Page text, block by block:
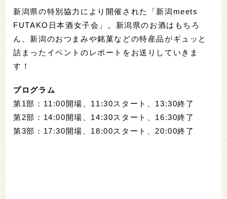
新潟県の特別協力により開催された「新潟meets
FUTAKO日本酒女子会」。新潟県のお酒はもちろ
ん、新潟のおつまみや銘菓などの特産品がギュッと
詰まったイベントのレポートをお送りしていきま
す！
プログラム
第1部：11:00開場、11:30スタート、13:30終了
第2部：14:00開場、14:30スタート、16:30終了
第3部：17:30開場、18:00スタート、20:00終了